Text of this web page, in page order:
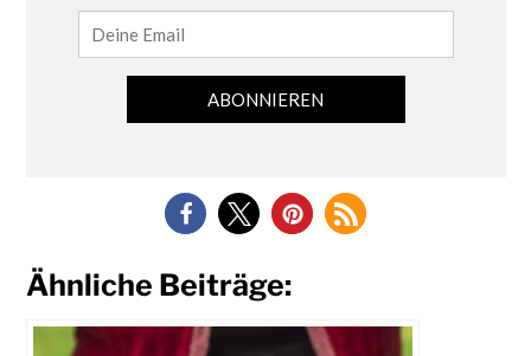
Ähnliche Beiträge: